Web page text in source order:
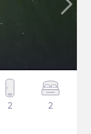
2 2